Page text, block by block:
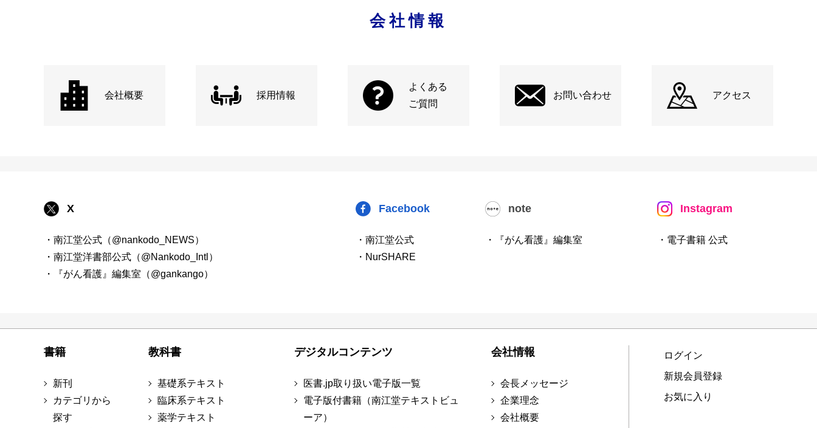
会社情報
会社概要 採用情報
よくある
ご質問
お問い合わせ アクセス
X
・南江堂公式（@nankodo_NEWS）
・南江堂洋書部公式（@Nankodo_Intl）
・『がん看護』編集室（@gankango）
Facebook
・南江堂公式
・NurSHARE
note
・『がん看護』編集室
Instagram
・電子書籍 公式
書籍
新刊
カテゴリから
探す
教科書
基礎系テキスト
臨床系テキスト
薬学テキスト
デジタルコンテンツ
医書.jp取り扱い電子版一覧
電子版付書籍（南江堂テキストビュ
ーア）
会社情報
会長メッセージ
企業理念
会社概要
ログイン
新規会員登録
お気に入り